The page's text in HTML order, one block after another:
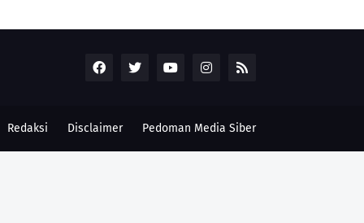
Redaksi Disclaimer Pedoman Media Siber